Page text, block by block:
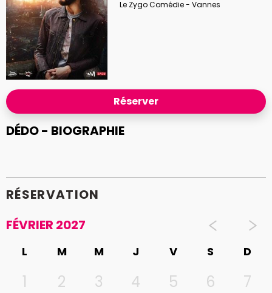
Le Zygo Comédie - Vannes
Réserver
DÉDO - BIOGRAPHIE
RÉSERVATION
FÉVRIER 2027
L M M J V S D
1 2 3 4 5 6
7